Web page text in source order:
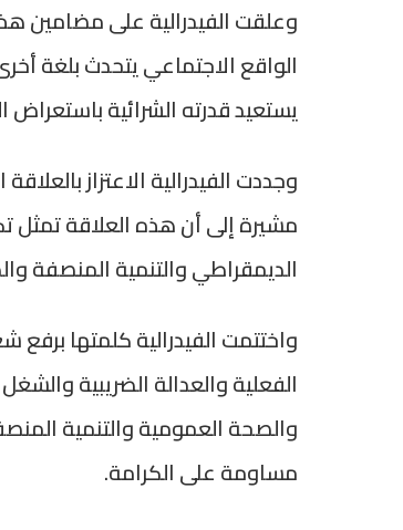
وعلقت الفيدرالية على مضامين
الواقع الاجتماعي يتحدث بلغة
يستعيد قدرته الشرائية باستعراض
وجددت الفيدرالية الاعتزاز
مشيرة إلى أن هذه العلاقة تمثل
الديمقراطي والتنمية المنصفة
واختتمت الفيدرالية كلمتها
الفعلية والعدالة الضريبية
والصحة العمومية والتنمية
مساومة على الكرامة.